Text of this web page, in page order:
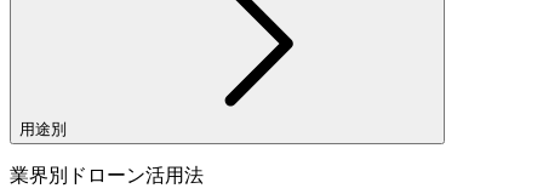
用途別
業界別ドローン活用法